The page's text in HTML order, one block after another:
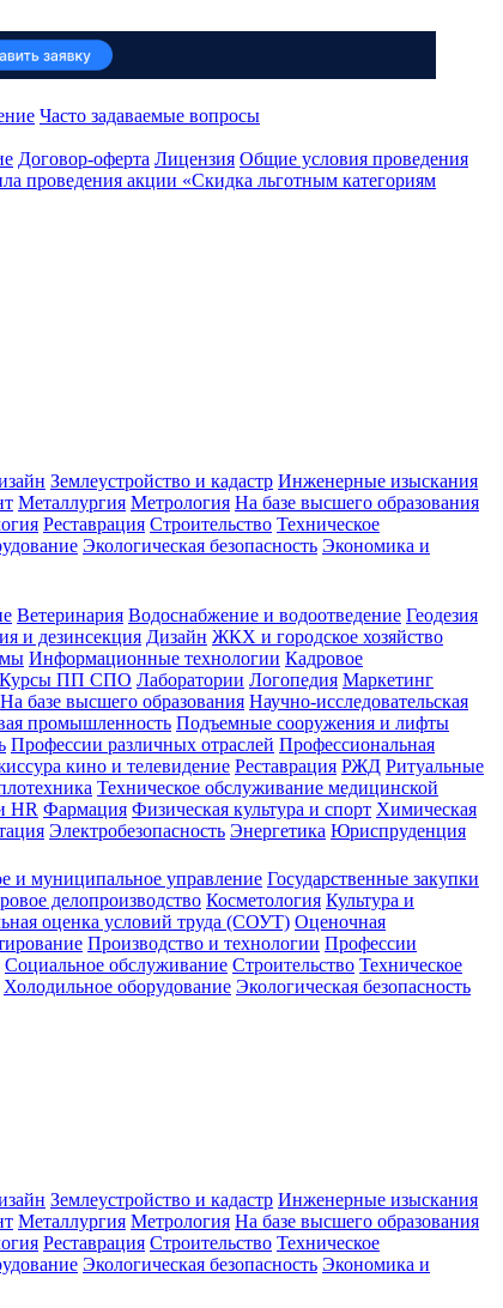
Часто задаваемые вопросы
Договор-оферта Лицензия Общие условия проведения
проведения акции «Скидка льготным категориям
Землеустройство и кадастр Инженерные изыскания
Металлургия Метрология На базе высшего образования
Реставрация Строительство Техническое
Экологическая безопасность Экономика и
Ветеринария Водоснабжение и водоотведение Геодезия
и дезинсекция Дизайн ЖКХ и городское хозяйство
Информационные технологии Кадровое
Курсы ПП СПО Лаборатории Логопедия Маркетинг
На базе высшего образования Научно-исследовательская
промышленность Подъемные сооружения и лифты
Профессии различных отраслей Профессиональная
кино и телевидение Реставрация РЖД Ритуальные
Техническое обслуживание медицинской
HR Фармация Физическая культура и спорт Химическая
Электробезопасность Энергетика Юриспруденция
и муниципальное управление Государственные закупки
делопроизводство Косметология Культура и
оценка условий труда (СОУТ) Оценочная
Производство и технологии Профессии
Социальное обслуживание Строительство Техническое
Холодильное оборудование Экологическая безопасность
Землеустройство и кадастр Инженерные изыскания
Металлургия Метрология На базе высшего образования
Реставрация Строительство Техническое
Экологическая безопасность Экономика и